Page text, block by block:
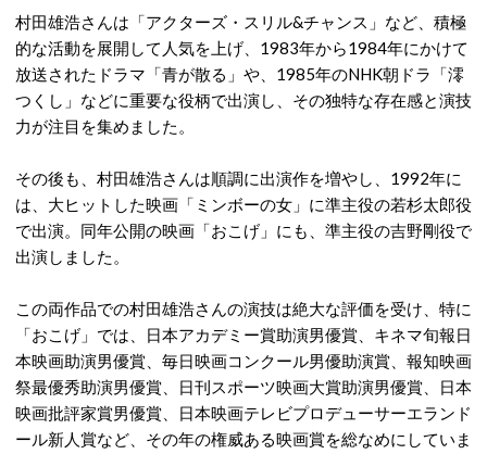
村田雄浩さんは「アクターズ・スリル&チャンス」など、積極
的な活動を展開して人気を上げ、1983年から1984年にかけて
放送されたドラマ「青が散る」や、1985年のNHK朝ドラ「澪
つくし」などに重要な役柄で出演し、その独特な存在感と演技
力が注目を集めました。
その後も、村田雄浩さんは順調に出演作を増やし、1992年に
は、大ヒットした映画「ミンボーの女」に準主役の若杉太郎役
で出演。同年公開の映画「おこげ」にも、準主役の吉野剛役で
出演しました。
この両作品での村田雄浩さんの演技は絶大な評価を受け、特に
「おこげ」では、日本アカデミー賞助演男優賞、キネマ旬報日
本映画助演男優賞、毎日映画コンクール男優助演賞、報知映画
祭最優秀助演男優賞、日刊スポーツ映画大賞助演男優賞、日本
映画批評家賞男優賞、日本映画テレビプロデューサーエランド
ール新人賞など、その年の権威ある映画賞を総なめにしていま